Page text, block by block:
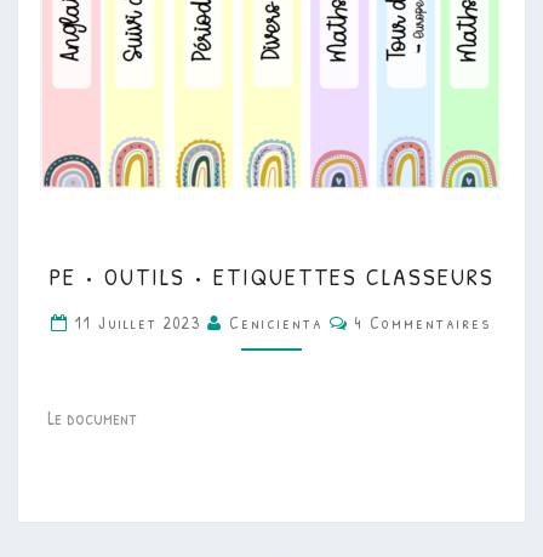
•
OUTILS
•
PE • OUTILS • ETIQUETTES CLASSEURS
11 Juillet 2023 Cenicienta Commentaires
4 Commentaires
Le document